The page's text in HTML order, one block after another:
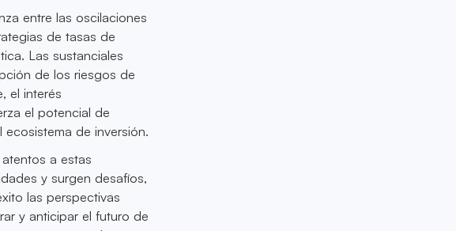
entre las oscilaciones
de tasas de
Las sustanciales
de los riesgos de
el interés
el potencial de
de inversión.
a estas
y surgen desafíos,
las perspectivas
y anticipar el futuro de